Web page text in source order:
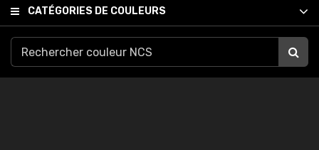
CATÉGORIES DE COULEURS